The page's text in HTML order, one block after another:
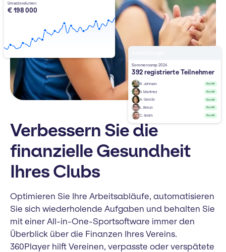
Verbessern Sie die
finanzielle Gesundheit
Ihres Clubs
Optimieren Sie Ihre Arbeitsabläufe, automatisieren
Sie sich wiederholende Aufgaben und behalten Sie
mit einer All-in-One-Sportsoftware immer den
Überblick über die Finanzen Ihres Vereins.
360Player hilft Vereinen, verpasste oder verspätete
Umsatzvolumen
€ 198 000
Sommercamp 2024
392 registrierte Teilnehmer
R. Johnson Bezahlt
S. Martinez Bezahlt
A. García Bezahlt
L. Braun Bezahlt
C. Smith Bezahlt